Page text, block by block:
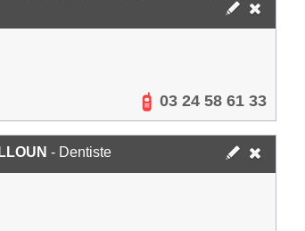
03 24 58 61 33
- Dentiste